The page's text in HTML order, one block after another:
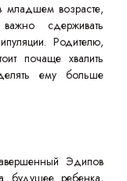
младшем возрасте,
сдерживать
Родителю,
почаще хвалить
ему больше
Эдипов